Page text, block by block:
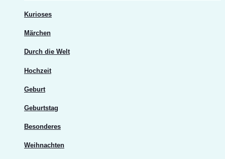
Kurioses
Märchen
Durch die Welt
Hochzeit
Geburt
Geburtstag
Besonderes
Weihnachten